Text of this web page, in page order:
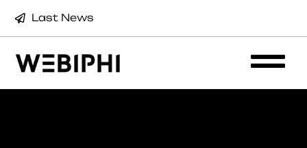
Last News